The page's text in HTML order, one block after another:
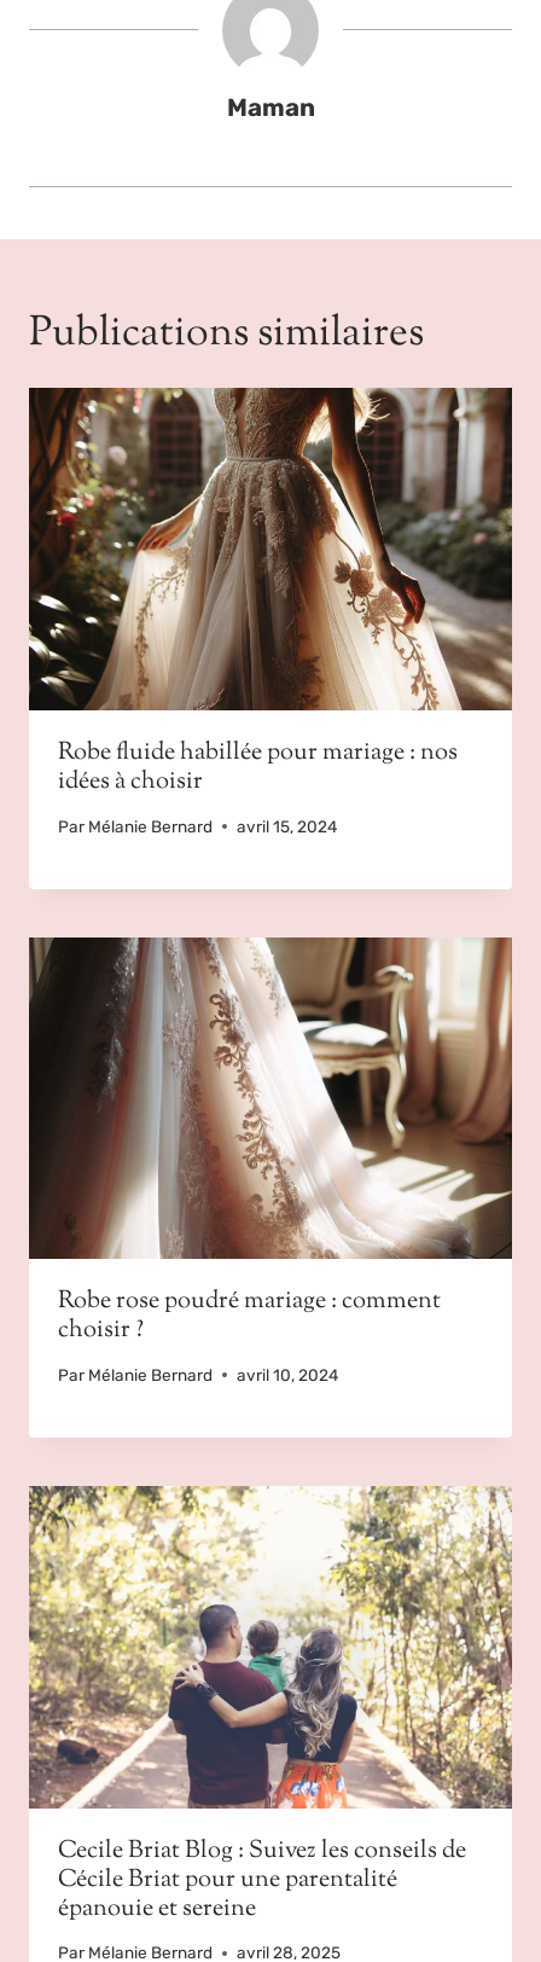
Maman
Publications similaires
Robe fluide habillée pour mariage : nos
idées à choisir
Par Mélanie Bernard avril 15, 2024
Robe rose poudré mariage : comment
choisir ?
Par Mélanie Bernard avril 10, 2024
Cecile Briat Blog : Suivez les conseils de
Cécile Briat pour une parentalité
épanouie et sereine
Par Mélanie Bernard avril 28, 2025